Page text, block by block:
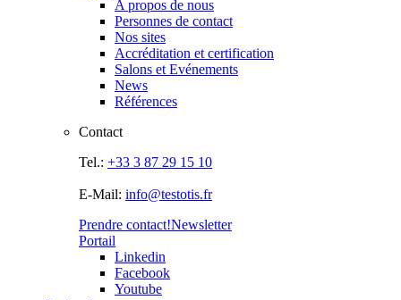
A propos de nous
Personnes de contact
Nos sites
Accréditation et certification
Salons et Evénements
News
Références
Contact
Tel.: +33 3 87 29 15 10
E-Mail: info@testotis.fr
Prendre contact!Newsletter
Portail
Linkedin
Facebook
Youtube